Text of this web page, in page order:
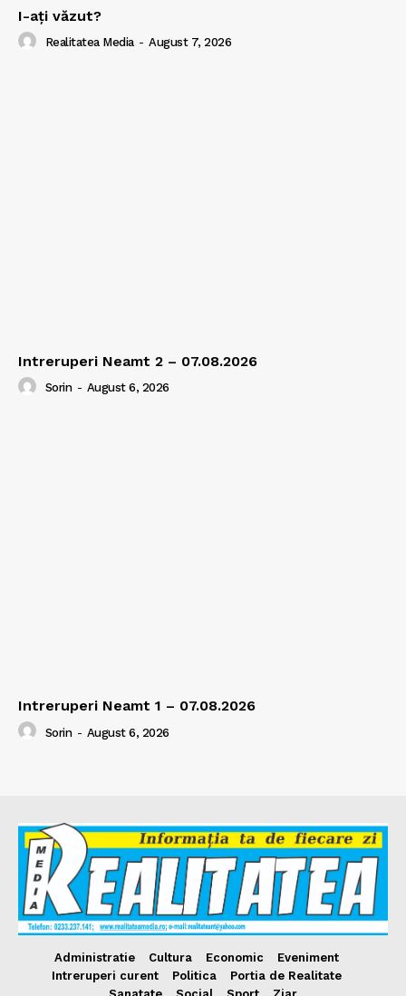
I-aţi văzut?
Realitatea Media - August 7, 2026
Intreruperi Neamt 2 – 07.08.2026
Sorin - August 6, 2026
Intreruperi Neamt 1 – 07.08.2026
Sorin - August 6, 2026
Administratie Cultura Economic
Eveniment
Intreruperi curent
Politica
Portia de Realitate